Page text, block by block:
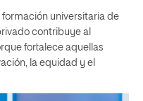
formación universitaria de
contribuye al
fortalece aquellas
la equidad y el